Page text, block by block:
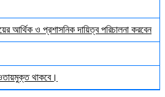
আর্থিক ও প্রশাসনিক দায়িত্ব পরিচালনা করবেন
থাকবে।